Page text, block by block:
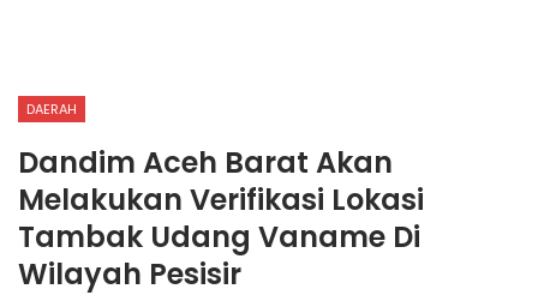
DAERAH
Dandim Aceh Barat Akan
Melakukan Verifikasi Lokasi
Tambak Udang Vaname Di
Wilayah Pesisir